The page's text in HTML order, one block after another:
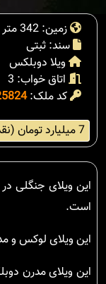
زمین: 342 متر
سند: ثبتی
ویلا دوبلکس
اتاق خواب: 3
کد ملک:
7 میلیارد تومان (نقد و اقساط)
است.
این ویلای لوکس و
این ویلای مدرن